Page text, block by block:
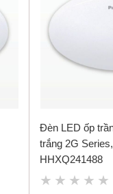
Đèn LED ốp
trắng 2G
HHXQ241488